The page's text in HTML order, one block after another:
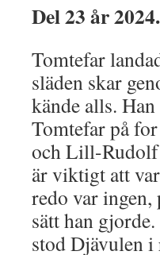
Del 23 år 2024.
Tomtefar
släden skar
kände alls.
Tomtefar på
och Lill-Rudolf
är viktigt att
redo var ingen,
sätt han
stod Djävulen